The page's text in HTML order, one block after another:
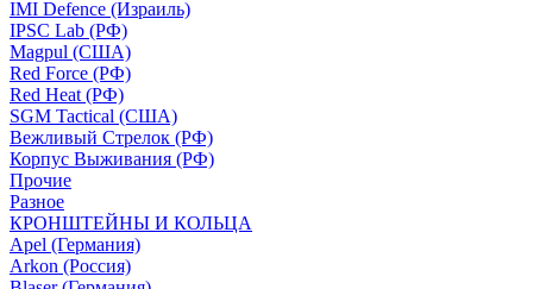
IMI Defence (Израиль)
IPSC Lab (РФ)
Magpul (США)
Red Force (РФ)
Red Heat (РФ)
SGM Tactical (США)
Вежливый Стрелок (РФ)
Корпус Выживания (РФ)
Прочие
Разное
КРОНШТЕЙНЫ И КОЛЬЦА
Apel (Германия)
Arkon (Россия)